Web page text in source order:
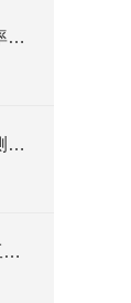
如何提高微波消解仪的使用效率与安全性？
拉脱法附着力测试仪的标准化测试流程与结果分析
Hydrajaws脚手架测试仪在施工现场安全管理中的作用